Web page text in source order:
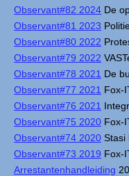
Observant#82 2024 De
Observant#81 2023
Observant#80 2022
Observant#79 2022
Observant#78 2021 De
Observant#77 2021 Fox-
Observant#76 2021
Observant#75 2020 Fox-
Observant#74 2020 Stasi
Observant#73 2019 Fox-
Arrestantenhandleiding